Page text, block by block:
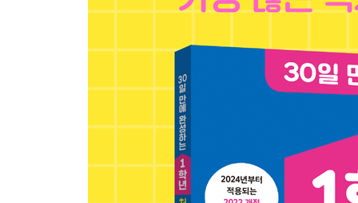
28단 수 개념 총정리(2)
30단 창의력 쑥쑥 키우기